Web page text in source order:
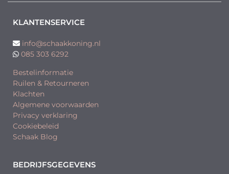
KLANTENSERVICE
info@schaakkoning.nl
085 303 6292
Bestelinformatie
Ruilen & Retourneren
Klachten
Algemene voorwaarden
Privacy verklaring
Cookiebeleid
Schaak Blog
BEDRIJFSGEGEVENS